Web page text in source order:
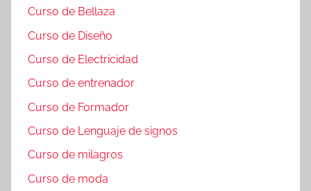
Curso de Bellaza
Curso de Diseño
Curso de Electricidad
Curso de entrenador
Curso de Formador
Curso de Lenguaje de signos
Curso de milagros
Curso de moda